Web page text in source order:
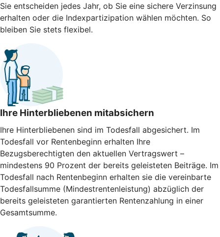
Sie entscheiden jedes Jahr, ob Sie eine sichere Verzinsung
erhalten oder die Indexpartizipation wählen möchten. So
bleiben Sie stets flexibel.
Ihre Hinterbliebenen mitabsichern
Ihre Hinterbliebenen sind im Todesfall abgesichert. Im
Todesfall vor Rentenbeginn erhalten Ihre
Bezugsberechtigten den aktuellen Vertragswert –
mindestens 90 Prozent der bereits geleisteten Beiträge. Im
Todesfall nach Rentenbeginn erhalten sie die vereinbarte
Todesfallsumme (Mindestrentenleistung) abzüglich der
bereits geleisteten garantierten Rentenzahlung in einer
Gesamtsumme.